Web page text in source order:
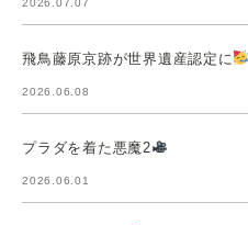
2026.07.07
飛鳥藤原京跡が世界遺産認定に
2026.06.08
プラダを着た悪魔2
2026.06.01